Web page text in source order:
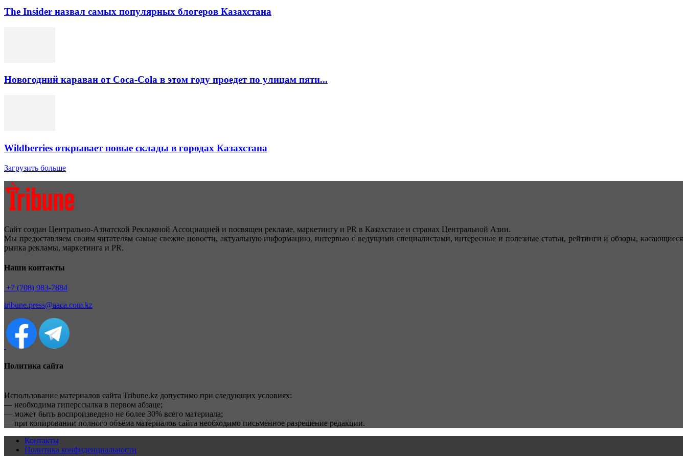
The Insider назвал самых популярных блогеров Казахстана
Новогодний караван от Coca-Cola в этом году проедет по улицам пяти...
Wildberries открывает новые склады в городах Казахстана
Загрузить больше
Сайт создан Центрально-Азиатской Рекламной Ассоциацией и посвящен рекламе, маркетингу и PR в Казахстане и странах Центральной Азии.
Мы предоставляем своим читателям самые свежие новости, актуальную информацию, интервью с ведущими специалистами, интересные и полезные статьи, рейтинги и обзоры, касающиеся
рынка рекламы, маркетинга и PR.
Наши контакты
+7 (708) 983-7884
tribune.press@aaca.com.kz
Политика сайта
Использование материалов сайта Tribune.kz допустимо при следующих условиях:
— необходима гиперссылка в первом абзаце;
— может быть воспроизведено не более 30% всего материала;
— при копировании полного объёма материалов сайта необходимо письменное разрешение редакции.
Контакты
Политика конфиденциальности